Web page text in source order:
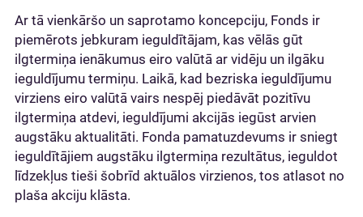
Ar tā vienkāršo un saprotamo koncepciju, Fonds ir
piemērots jebkuram ieguldītājam, kas vēlās gūt
ilgtermiņa ienākumus eiro valūtā ar vidēju un ilgāku
ieguldījumu termiņu. Laikā, kad bezriska ieguldījumu
virziens eiro valūtā vairs nespēj piedāvāt pozitīvu
ilgtermiņa atdevi, ieguldījumi akcijās iegūst arvien
augstāku aktualitāti. Fonda pamatuzdevums ir sniegt
ieguldītājiem augstāku ilgtermiņa rezultātus, ieguldot
līdzekļus tieši šobrīd aktuālos virzienos, tos atlasot no
plaša akciju klāsta.